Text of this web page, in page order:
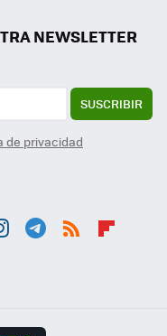
NEWSLETTER
SUSCRIBIR
de privacidad